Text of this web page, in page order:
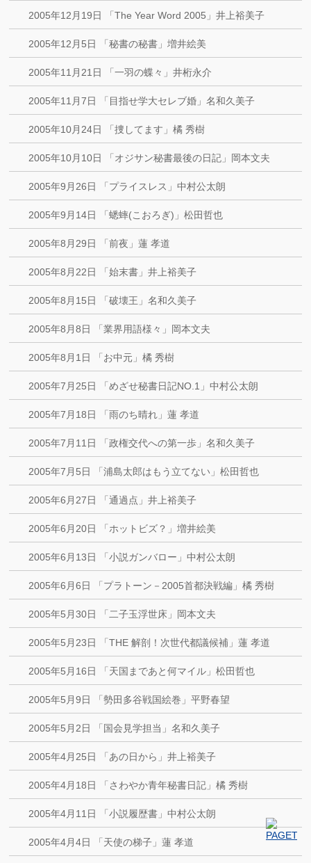
2005年12月19日 「The Year Word 2005」井上裕美子
2005年12月5日 「秘書の秘書」増井絵美
2005年11月21日 「一羽の蝶々」井桁永介
2005年11月7日 「目指せ学大セレブ婚」名和久美子
2005年10月24日 「捜してます」橘 秀樹
2005年10月10日 「オジサン秘書最後の日記」岡本文夫
2005年9月26日 「プライスレス」中村公太朗
2005年9月14日 「蟋蟀(こおろぎ)」松田哲也
2005年8月29日 「前夜」蓮 孝道
2005年8月22日 「始末書」井上裕美子
2005年8月15日 「破壊王」名和久美子
2005年8月8日 「業界用語様々」岡本文夫
2005年8月1日 「お中元」橘 秀樹
2005年7月25日 「めざせ秘書日記NO.1」中村公太朗
2005年7月18日 「雨のち晴れ」蓮 孝道
2005年7月11日 「政権交代への第一歩」名和久美子
2005年7月5日 「浦島太郎はもう立てない」松田哲也
2005年6月27日 「通過点」井上裕美子
2005年6月20日 「ホットビズ？」増井絵美
2005年6月13日 「小説ガンバロー」中村公太朗
2005年6月6日 「プラトーン－2005首都決戦編」橘 秀樹
2005年5月30日 「二子玉浮世床」岡本文夫
2005年5月23日 「THE 解剖！次世代都議候補」蓮 孝道
2005年5月16日 「天国まであと何マイル」松田哲也
2005年5月9日 「勢田多谷戦国絵巻」平野春望
2005年5月2日 「国会見学担当」名和久美子
2005年4月25日 「あの日から」井上裕美子
2005年4月18日 「さわやか青年秘書日記」橘 秀樹
2005年4月11日 「小説履歴書」中村公太朗
2005年4月4日 「天使の梯子」蓮 孝道